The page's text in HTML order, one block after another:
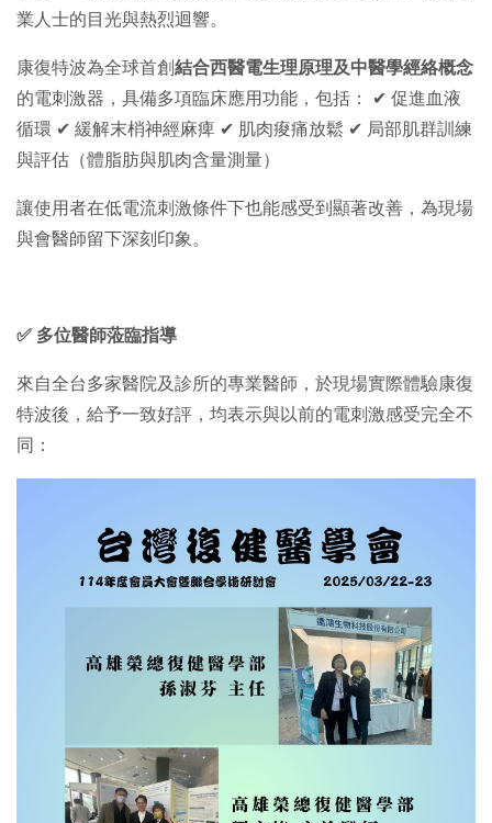
業人士的目光與熱烈迴響。
康復特波為全球首創結合西醫電生理原理及中醫學經絡概念
的電刺激器，具備多項臨床應用功能，包括：
✔ 促進血液
循環 ✔ 緩解末梢神經麻痺 ✔ 肌肉痠痛放鬆 ✔ 局部肌群訓練
與評估（體脂肪與肌肉含量測量）
讓使用者在低電流刺激條件下也能感受到顯著改善，為現場
與會醫師留下深刻印象。
✅ 多位醫師蒞臨指導
來自全台多家醫院及診所的專業醫師，於現場實際體驗康復
特波後，給予一致好評，均表示與以前的電刺激感受完全不
同：